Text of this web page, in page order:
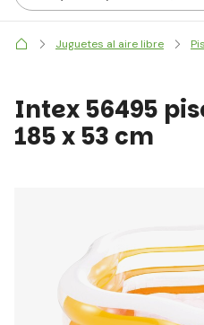
Juguetes al aire libre
Intex 56495
185 x 53 cm